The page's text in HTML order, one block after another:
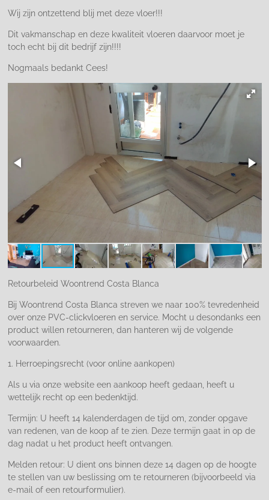
Wij zijn ontzettend blij met deze vloer!!!
Dit vakmanschap en deze kwaliteit vloeren daarvoor moet je
toch echt bij dit bedrijf zijn!!!!
Nogmaals bedankt Cees!
Retourbeleid Woontrend Costa Blanca
Bij Woontrend Costa Blanca streven we naar 100% tevredenheid
over onze PVC-clickvloeren en service. Mocht u desondanks een
product willen retourneren, dan hanteren wij de volgende
voorwaarden.
1. Herroepingsrecht (voor online aankopen)
Als u via onze website een aankoop heeft gedaan, heeft u
wettelijk recht op een bedenktijd.
Termijn: U heeft 14 kalenderdagen de tijd om, zonder opgave
van redenen, van de koop af te zien. Deze termijn gaat in op de
dag nadat u het product heeft ontvangen.
Melden retour: U dient ons binnen deze 14 dagen op de hoogte
te stellen van uw beslissing om te retourneren (bijvoorbeeld via
e-mail of een retourformulier).